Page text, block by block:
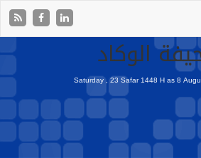
الوكاد
Saturday , 23 Safar 1448 H as8